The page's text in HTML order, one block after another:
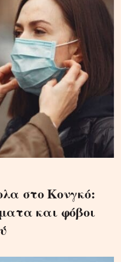
στο Κονγκό:
και φόβοι